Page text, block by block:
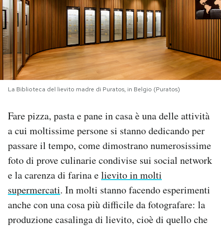
PODCAST
NEWSLETTER
I MIEI PREFERITI
CALENDARIO
AREA PERSONALE
Area Personale
La Biblioteca del lievito madre di Puratos, in Belgio (Puratos)
Fare pizza, pasta e pane in casa è una delle attività
a cui moltissime persone si stanno dedicando per
passare il tempo, come dimostrano numerosissime
foto di prove culinarie condivise sui social network
e la carenza di farina elievito in molti
supermercati. In molti stanno facendo esperimenti
anche con una cosa più difficile da fotografare: la
produzione casalinga di lievito, cioè di quello che